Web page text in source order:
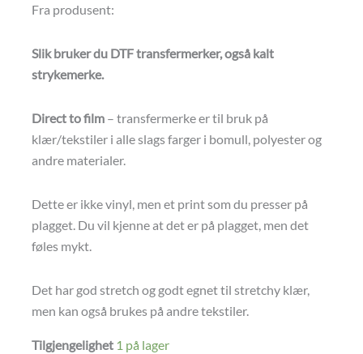
Fra produsent:
Slik bruker du DTF transfermerker, også kalt
strykemerke.
Direct to film – transfermerke er til bruk på
klær/tekstiler i alle slags farger i bomull, polyester og
andre materialer.
Dette er ikke vinyl, men et print som du presser på
plagget. Du vil kjenne at det er på plagget, men det
føles mykt.
Det har god stretch og godt egnet til stretchy klær,
men kan også brukes på andre tekstiler.
Tilgjengelighet 1 på lager